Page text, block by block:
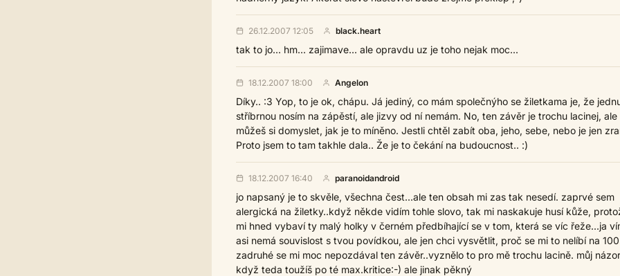
26.12.2007 12:05 black.heart
tak to jo... hm... zajimave... ale opravdu uz je toho nejak moc...
18.12.2007 18:00 Angelon
Díky.. :3 Yop, to je ok, chápu. Já jediný, co mám společnýho se žiletkama je, že
stříbrnou nosím na zápěstí, ale jizvy od ní nemám. No, ten závěr je trochu lacinej, ale
můžeš si domyslet, jak je to míněno. Jestli chtěl zabít oba, jeho, sebe, nebo je jen
Proto jsem to tam takhle dala.. Že je to čekání na budoucnost.. :)
18.12.2007 16:40 paranoidandroid
jo napsaný je to skvěle, všechna čest...ale ten obsah mi zas tak nesedí. zaprvé sem
alergická na žiletky..když někde vidím tohle slovo, tak mi naskakuje husí kůže,
mi hned vybaví ty malý holky v černém předbíhající se v tom, která se víc řeže...ja
asi nemá souvislost s tvou povídkou, ale jen chci vysvětlit, proč se mi to nelíbí na
zadruhé se mi moc nepozdával ten závěr..vyznělo to pro mě trochu lacině. můj
když teda toužíš po té max.kritice:-) ale jinak pěkný